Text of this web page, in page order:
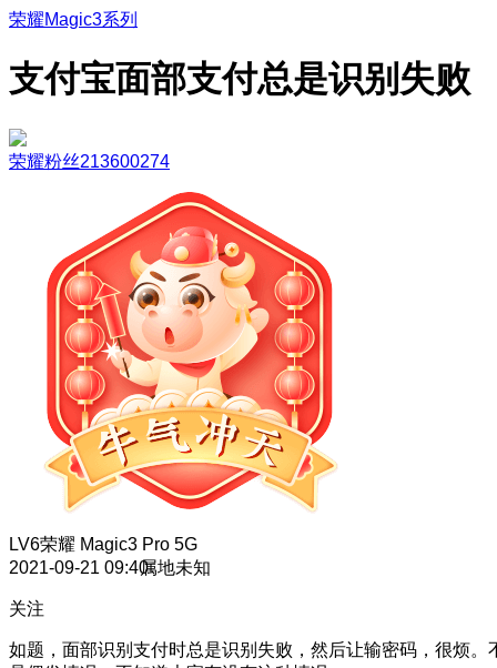
荣耀Magic3系列
支付宝面部支付总是识别失败
荣耀粉丝213600274
LV6荣耀 Magic3 Pro 5G
2021-09-21 09:40属地未知
关注
如题，面部识别支付时总是识别失败，然后让输密码，很烦。